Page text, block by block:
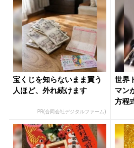
宝くじを知らないまま買う
人ほど、外れ続けます
PR(合同会社デジタルファーム)
世界
マン
方程